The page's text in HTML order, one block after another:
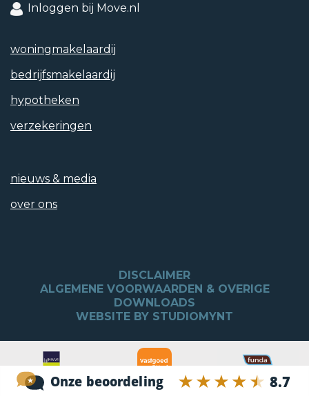
Inloggen bij Move.nl
woning­makelaardij
bedrijfs­makelaardij
hypotheken
verzekeringen
nieuws & media
over ons
DISCLAIMER
ALGEMENE VOORWAARDEN & OVERIGE
DOWNLOADS
WEBSITE BY STUDIOMYNT